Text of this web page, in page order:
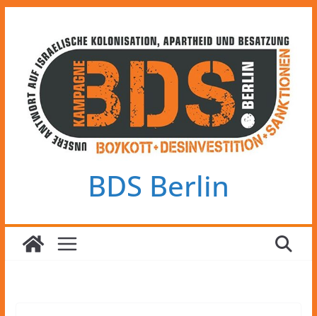
springen
BDS Berlin